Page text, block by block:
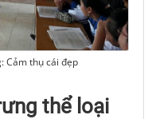
Cảm thụ cái đẹp
thể loại